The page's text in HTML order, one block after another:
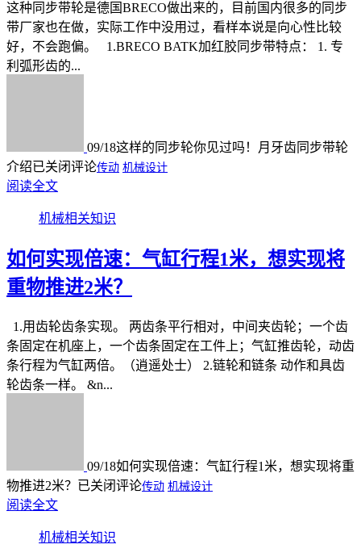
这种同步带轮是德国BRECO做出来的，目前国内很多的同步
带厂家也在做，实际工作中没用过，看样本说是向心性比较
好，不会跑偏。 1.BRECO BATK加红胶同步带特点： 1. 专
利弧形齿的...
09/18这样的同步轮你见过吗！月牙齿同步带轮
介绍已关闭评论传动 机械设计
阅读全文
机械相关知识
如何实现倍速：气缸行程1米，想实现将
重物推进2米？
1.用齿轮齿条实现。 两齿条平行相对，中间夹齿轮；一个齿
条固定在机座上，一个齿条固定在工件上；气缸推齿轮，动齿
条行程为气缸两倍。（逍遥处士） 2.链轮和链条 动作和具齿
轮齿条一样。 &n...
09/18如何实现倍速：气缸行程1米，想实现将重
物推进2米？ 已关闭评论传动 机械设计
阅读全文
机械相关知识